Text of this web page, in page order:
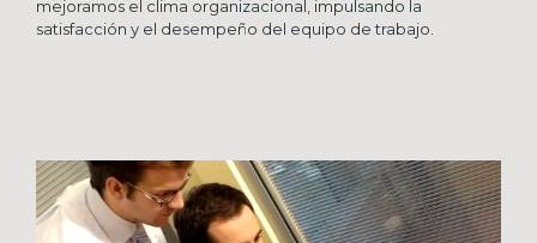
mejoramos el clima organizacional, impulsando la
satisfacción y el desempeño del equipo de trabajo.